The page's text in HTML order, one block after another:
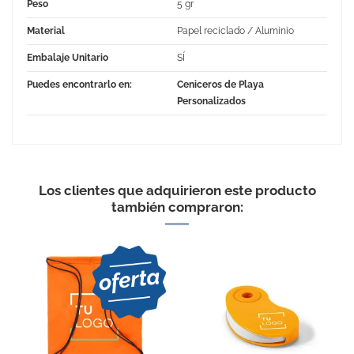
Peso 5 gr
Material Papel reciclado / Aluminio
Embalaje Unitario SÍ
Puedes encontrarlo en:
Ceniceros de Playa
Personalizados
GOOD
Cenicero de bolsillo
Los clientes que adquirieron este producto
también compraron: